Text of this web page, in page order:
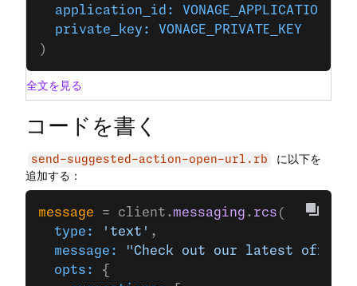
  application_id:
VONAGE_APPLICATION_ID
  private_key:
VONAGE_PRIVATE_KEY
)
全文を見る
コードを書く
send-suggested-action-open-url.rb
に以下を
追加する：
message = client.messaging . rcs (
  type:
'text' ,
  message:
"Check out our latest
  opts:
{